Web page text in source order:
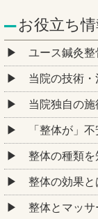
お役立ち情
ユース鍼灸
当院の技術
当院独自の
「整体が」
整体の種類
整体の効果と
整体とマッサ